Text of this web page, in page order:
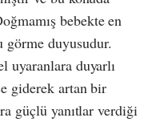
bebekte en
görme duyusudur.
uyaranlara duyarlı
giderek artan bir
güçlü yanıtlar verdiği